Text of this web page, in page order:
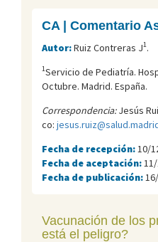
CA | Comentario
Autor:Ruiz Contreras J1.
1Servicio de Pediatría.
Octubre. Madrid. España.
Correspondencia:Jesús
co:
Fecha de recepción: 10/
Fecha de aceptación:
Fecha de publicación:
Vacunación de los
está el peligro?